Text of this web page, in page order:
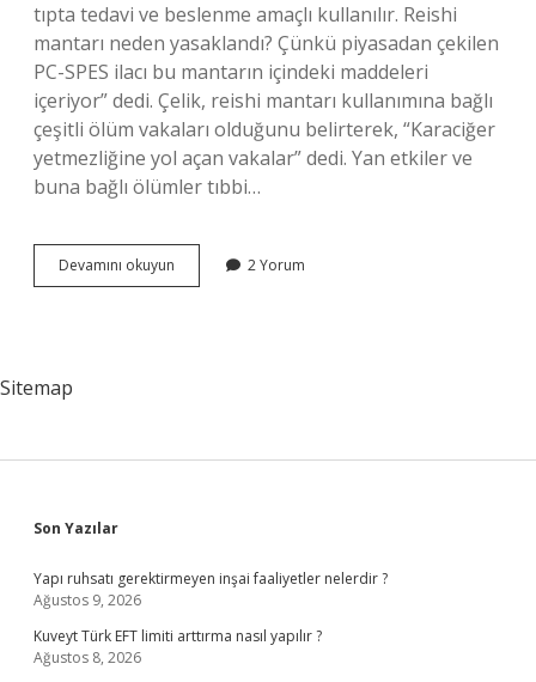
tıpta tedavi ve beslenme amaçlı kullanılır. Reishi
mantarı neden yasaklandı? Çünkü piyasadan çekilen
PC-SPES ilacı bu mantarın içindeki maddeleri
içeriyor” dedi. Çelik, reishi mantarı kullanımına bağlı
çeşitli ölüm vakaları olduğunu belirterek, “Karaciğer
yetmezliğine yol açan vakalar” dedi. Yan etkiler ve
buna bağlı ölümler tıbbi…
Devamını okuyun Ölümsüzlük
Mantarı
2 Yorum
Sitemap
Sidebar
Son Yazılar
Yapı ruhsatı gerektirmeyen inşai faaliyetler nelerdir ?
Ağustos 9, 2026
Kuveyt Türk EFT limiti arttırma nasıl yapılır ?
Ağustos 8, 2026